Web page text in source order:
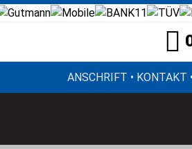
ANSCHRIFT • KONTAKT